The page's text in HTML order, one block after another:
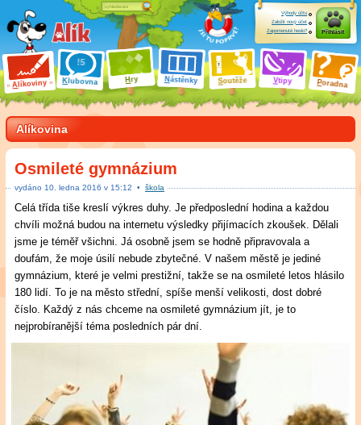
Alíkoviny Klubovna Hry Nástěnky Soutěže Vtipy Poradna
Výhody účtu
Založit nový účet
Zapomenuté heslo?
Přihlásit
Alíkovina
Osmileté gymnázium
vydáno 10. ledna 2016 v 15:12 • škola
Celá třída tiše kreslí výkres duhy. Je předposlední hodina a každou
chvíli možná budou na internetu výsledky přijímacích zkoušek. Dělali
jsme je téměř všichni. Já osobně jsem se hodně připravovala a
doufám, že moje úsilí nebude zbytečné. V našem městě je jediné
gymnázium, které je velmi prestižní, takže se na osmileté letos hlásilo
180 lidí. To je na město střední, spíše menší velikosti, dost dobré
číslo. Každý z nás chceme na osmileté gymnázium jít, je to
nejprobíranější téma posledních pár dní.